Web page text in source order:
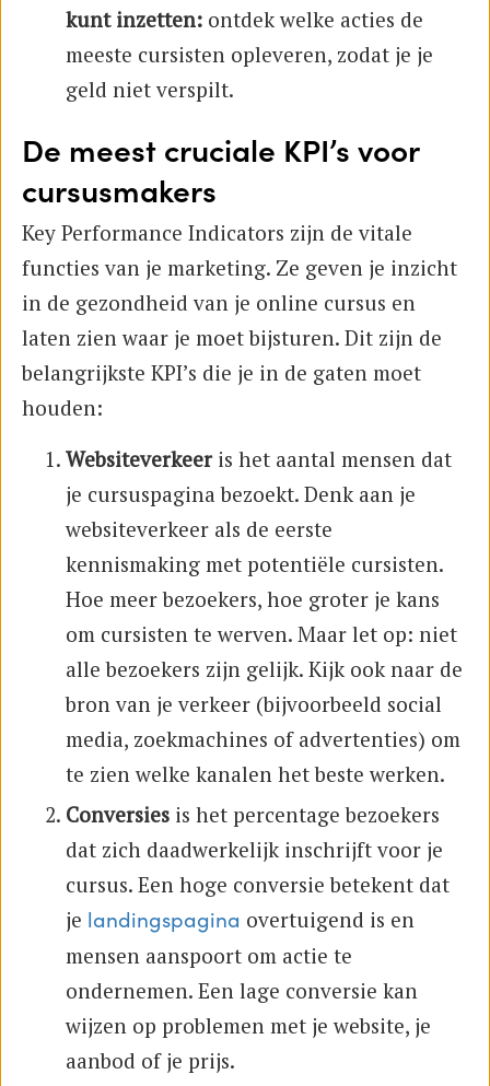
kunt inzetten: ontdek welke acties de
meeste cursisten opleveren, zodat je je
geld niet verspilt.
De meest cruciale KPI’s voor
cursusmakers
Key Performance Indicators zijn de vitale
functies van je marketing. Ze geven je inzicht
in de gezondheid van je online cursus en
laten zien waar je moet bijsturen. Dit zijn de
belangrijkste KPI’s die je in de gaten moet
houden:
Websiteverkeer is het aantal mensen dat
je cursuspagina bezoekt. Denk aan je
websiteverkeer als de eerste
kennismaking met potentiële cursisten.
Hoe meer bezoekers, hoe groter je kans
om cursisten te werven. Maar let op: niet
alle bezoekers zijn gelijk. Kijk ook naar de
bron van je verkeer (bijvoorbeeld social
media, zoekmachines of advertenties) om
te zien welke kanalen het beste werken.
Conversies is het percentage bezoekers
dat zich daadwerkelijk inschrijft voor je
cursus. Een hoge conversie betekent dat
je landingspagina overtuigend is en
mensen aanspoort om actie te
ondernemen. Een lage conversie kan
wijzen op problemen met je website, je
aanbod of je prijs.